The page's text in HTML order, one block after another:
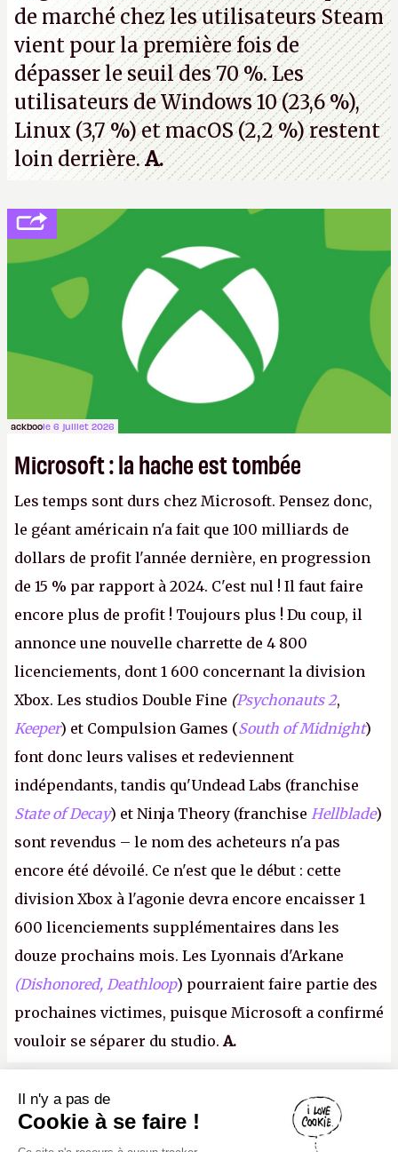
de marché chez les utilisateurs Steam
vient pour la première fois de
dépasser le seuil des 70 %. Les
utilisateurs de Windows 10 (23,6 %),
Linux (3,7 %) et macOS (2,2 %) restent
loin derrière.A.
ackboole 6 juillet 2026
Microsoft : la hache est tombée
Les temps sont durs chez Microsoft. Pensez donc,
le géant américain n'a fait que 100 milliards de
dollars de profit l'année dernière, en progression
de 15 % par rapport à 2024. C'est nul ! Il faut faire
encore plus de profit ! Toujours plus ! Du coup, il
annonce une nouvelle charrette de 4 800
licenciements, dont 1 600 concernant la division
Xbox. Les studios Double Fine (Psychonauts 2,
Keeper) et Compulsion Games (South of Midnight)
font donc leurs valises et redeviennent
indépendants, tandis qu'Undead Labs (franchise
State of Decay) et Ninja Theory (franchise Hellblade)
sont revendus – le nom des acheteurs n'a pas
encore été dévoilé. Ce n'est que le début : cette
division Xbox à l'agonie devra encore encaisser 1
600 licenciements supplémentaires dans les
douze prochains mois. Les Lyonnais d'Arkane
(Dishonored, Deathloop) pourraient faire partie des
prochaines victimes, puisque Microsoft a confirmé
vouloir se séparer du studio.A.
Canard PC
Kiosque numérique
Il n'y a pas de
Cookie à se faire !